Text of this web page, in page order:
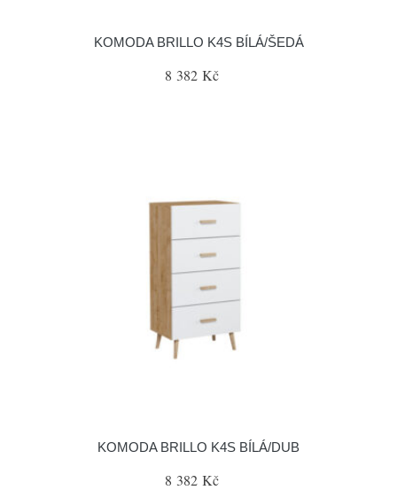
KOMODA BRILLO K4S BÍLÁ/ŠEDÁ
8 382 Kč
KOMODA BRILLO K4S BÍLÁ/DUB
8 382 Kč